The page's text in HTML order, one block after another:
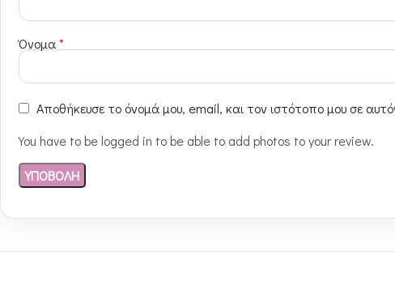
Όνομα*
Αποθήκευσε το όνομά μου, email, και τον ιστότοπο μου σε
You have to be logged in to be able to add photos to your review.